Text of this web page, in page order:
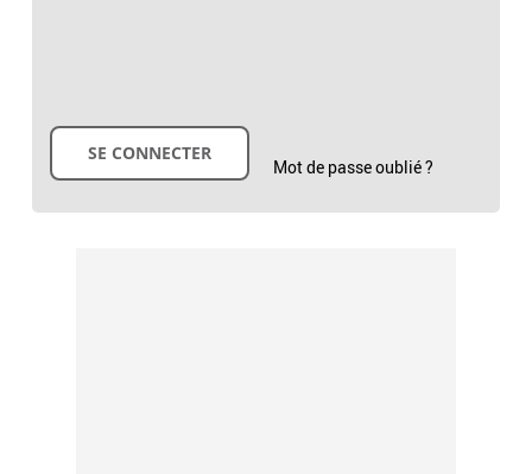
Mot de passe oublié ?